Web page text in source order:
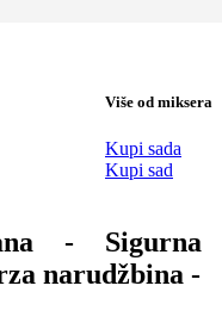
Više od miksera
Kupi sada
Kupi sad
-
Sigurna
narudžbina -